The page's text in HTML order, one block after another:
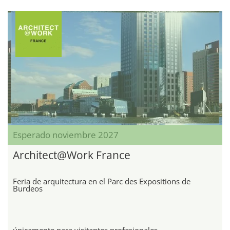
Esperado noviembre 2027
Architect@Work France
Feria de arquitectura en el Parc des Expositions de
Burdeos